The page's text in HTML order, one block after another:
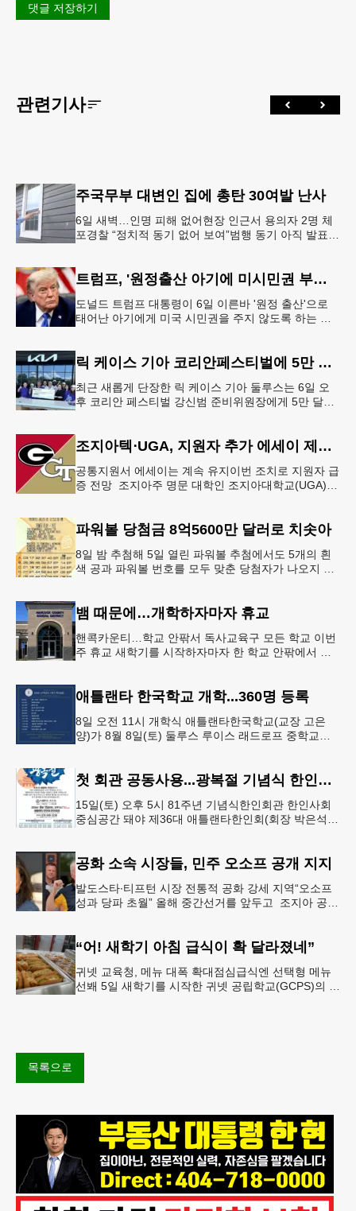
댓글 저장하기
관련기사
주국무부 대변인 집에 총탄 30여발 난사
6일 새벽…인명 피해 없어현장 인근서 용의자 2명 체
포경찰 “정치적 동기 없어 보여”범행 동기 아직 발표
트럼프, '원정출산 아기에 미시민권 부여 금지' 행정명령 서명
도널드 트럼프 대통령이 6일 이른바 '원정 출산'으로
태어난 아기에게 미국 시민권을 주지 않도록 하는 행
릭 케이스 기아 코리안페스티벌에 5만 달러 후원
최근 새롭게 단장한 릭 케이스 기아 둘루스는 6일 오
후 코리안 페스티벌 강신범 준비위원장에게 5만 달러
조지아텍⋅UGA, 지원자 추가 에세이 제출 폐지
공통지원서 에세이는 계속 유지이번 조치로 지원자 급
증 전망 조지아주 명문 대학인 조지아대학교(UGA)와
파워볼 당첨금 8억5600만 달러로 치솟아
8일 밤 추첨해 5일 열린 파워볼 추첨에서도 5개의 흰
색 공과 파워볼 번호를 모두 맞춘 당첨자가 나오지 않
뱀 때문에…개학하자마자 휴교
핸콕카운티…학교 안팎서 독사교육구 모든 학교 이번
주 휴교 새학기를 시작하자마자 한 학교 안팎에서 잇
애틀랜타 한국학교 개학...360명 등록
8일 오전 11시 개학식 애틀랜타한국학교(교장 고은
양)가 8월 8일(토) 둘루스 루이스 래드로프 중학교에
첫 회관 공동사용...광복절 기념식 한인회관서
15일(토) 오후 5시 81주년 기념식한인회관 한인사회
중심공간 돼야 제36대 애틀랜타한인회(회장 박은석·
공화 소속 시장들, 민주 오소프 공개 지지
발도스타∙티프턴 시장 전통적 공화 강세 지역“오소프
성과 당파 초월” 올해 중간선거를 앞두고 조지아 공화
“어! 새학기 아침 급식이 확 달라졌네”
귀넷 교육청, 메뉴 대폭 확대점심급식엔 선택형 메뉴
선봬 5일 새학기를 시작한 귀넷 공립학교(GCPS)의 급
목록으로